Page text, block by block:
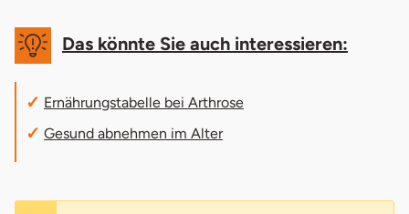
Das könnte Sie auch interessieren:
Ernährungstabelle bei Arthrose
Gesund abnehmen im Alter